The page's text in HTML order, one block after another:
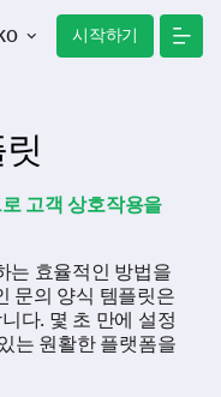
시작하기
고객 상호작용을
는 효율적인 방법을
문의 양식 템플릿은
다. 몇 초 만에 설정
는 원활한 플랫폼을